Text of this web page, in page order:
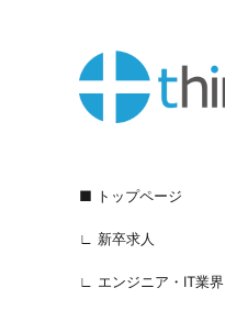
■ トップページ
∟ 新卒求人
∟ エンジニア・IT業